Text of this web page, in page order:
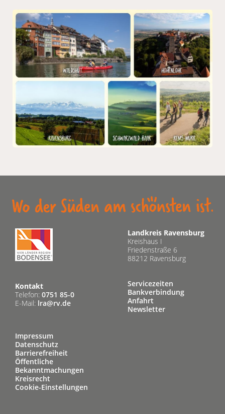
Landkreis Ravensburg
Kreishaus I
Friedenstraße 6
88212 Ravensburg
Kontakt
Telefon: 0751 85-0
E-Mail: lra@rv.de
Servicezeiten
Bankverbindung
Anfahrt
Newsletter
Impressum
Datenschutz
Barrierefreiheit
Öffentliche
Bekanntmachungen
Kreisrecht
Cookie-Einstellungen